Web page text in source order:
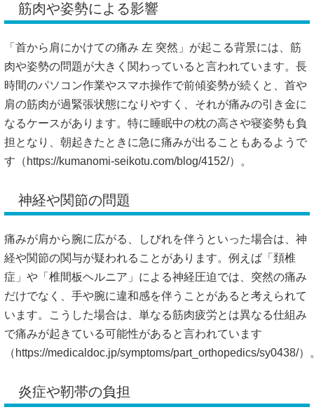
筋肉や姿勢による影響
「首から肩にかけての痛み 左 突然」が起こる背景には、筋
肉や姿勢の問題が大きく関わっていると言われています。長
時間のパソコン作業やスマホ操作で前傾姿勢が続くと、首や
肩の筋肉が過緊張状態になりやすく、それが痛みの引き金に
なるケースがあります。特に睡眠中の枕の高さや寝姿勢も負
担となり、朝起きたときに急に痛みが出ることもあるようで
す（ https://kumanomi-seikotu.com/blog/4152/）。
神経や関節の問題
痛みが肩から腕に広がる、しびれを伴うといった場合は、神
経や関節の関与が疑われることがあります。例えば「頚椎
症」や「椎間板ヘルニア」による神経圧迫では、突然の痛み
だけでなく、手や腕に違和感を伴うことがあると考えられて
います。こうした場合は、単なる筋肉疲労とは異なる仕組み
で痛みが起きている可能性があると言われています
（ https://medicaldoc.jp/symptoms/part_orthopedics/sy0438/）
炎症や靭帯の負担